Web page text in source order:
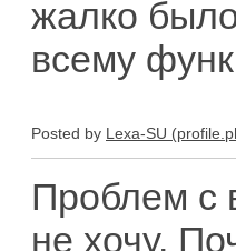
жалко
всему
Posted by Lexa-SU
Проблем с
не хочу.